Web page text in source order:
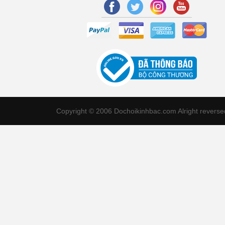
Copyright © 2006 Dochoikinhbac.com Alright